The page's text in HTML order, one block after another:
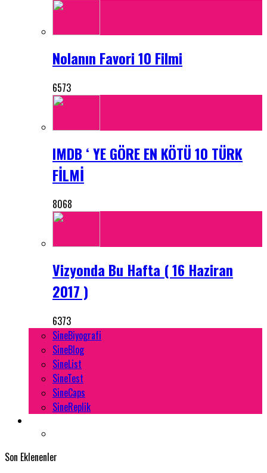
Nolanın Favori 10 Filmi
6573
IMDB ‘ YE GÖRE EN KÖTÜ 10 TÜRK
FİLMİ
8068
Vizyonda Bu Hafta ( 16 Haziran
2017 )
6373
SineBiyografi
SineBlog
SineList
SineTest
SineCaps
SineReplik
Son Eklenenler